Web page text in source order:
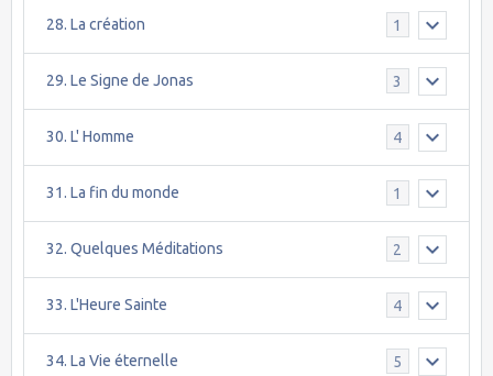
28. La création 1
29. Le Signe de Jonas 3
30. L' Homme 4
31. La fin du monde 1
32. Quelques Méditations 2
33. L'Heure Sainte 4
34. La Vie éternelle 5